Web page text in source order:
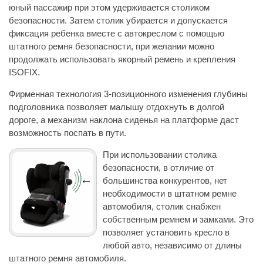
юный пассажир при этом удерживается столиком
безопасности. Затем столик убирается и допускается
фиксация ребенка вместе с автокреслом с помощью
штатного ремня безопасности, при желании можно
продолжать использовать якорный ремень и крепления
ISOFIX.
Фирменная технология 3-позиционного изменения глубины
подголовника позволяет малышу отдохнуть в долгой
дороге, а механизм наклона сиденья на платформе даст
возможность поспать в пути.
При использовании столика
безопасности, в отличие от
большинства конкурентов, нет
необходимости в штатном ремне
автомобиля, столик снабжен
собственным ремнем и замками. Это
позволяет установить кресло в
любой авто, независимо от длины
штатного ремня автомобиля.